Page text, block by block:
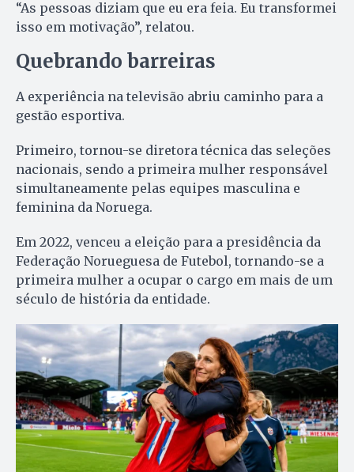
“As pessoas diziam que eu era feia. Eu transformei
isso em motivação”, relatou.
Quebrando barreiras
A experiência na televisão abriu caminho para a
gestão esportiva.
Primeiro, tornou-se diretora técnica das seleções
nacionais, sendo a primeira mulher responsável
simultaneamente pelas equipes masculina e
feminina da Noruega.
Em 2022, venceu a eleição para a presidência da
Federação Norueguesa de Futebol, tornando-se a
primeira mulher a ocupar o cargo em mais de um
século de história da entidade.